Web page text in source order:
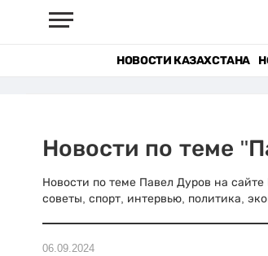
НОВОСТИ КАЗАХСТАНА
Новости по теме
Новости по теме Павел Дуров на
советы, спорт, интервью, политика,
06.09.2024